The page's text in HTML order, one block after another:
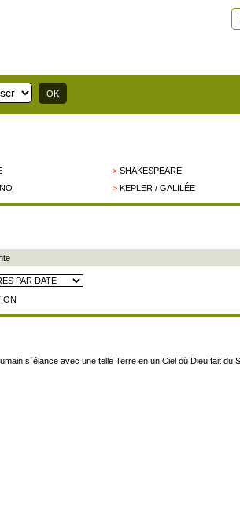
>SHAKESPEARE
>KEPLER / GALILÉE
s´élance avec une telle Terre en un Ciel où Dieu fait du